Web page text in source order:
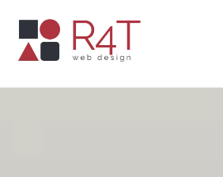
content